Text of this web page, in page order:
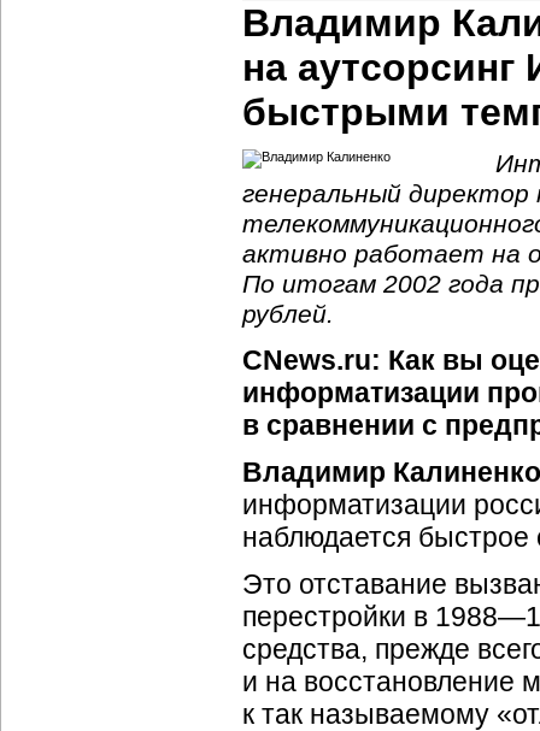
Владимир
на
быстрыми
генеральный
активно работает на
По итогам 2002 года
рублей.
CNews.ru: Как вы
информатизации
в сравнении с
Владимир
информатизации
наблюдается быстрое
Это отставание
перестройки в
средства, прежде
и на восстановление
к так называемому